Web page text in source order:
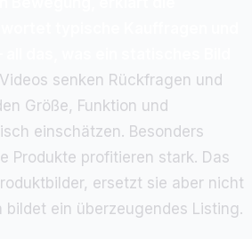
Videos senken Rückfragen und
Größe, Funktion und
einschätzen. Besonders
Produkte profitieren stark. Das
ersetzt sie aber nicht
bildet ein überzeugendes Listing.